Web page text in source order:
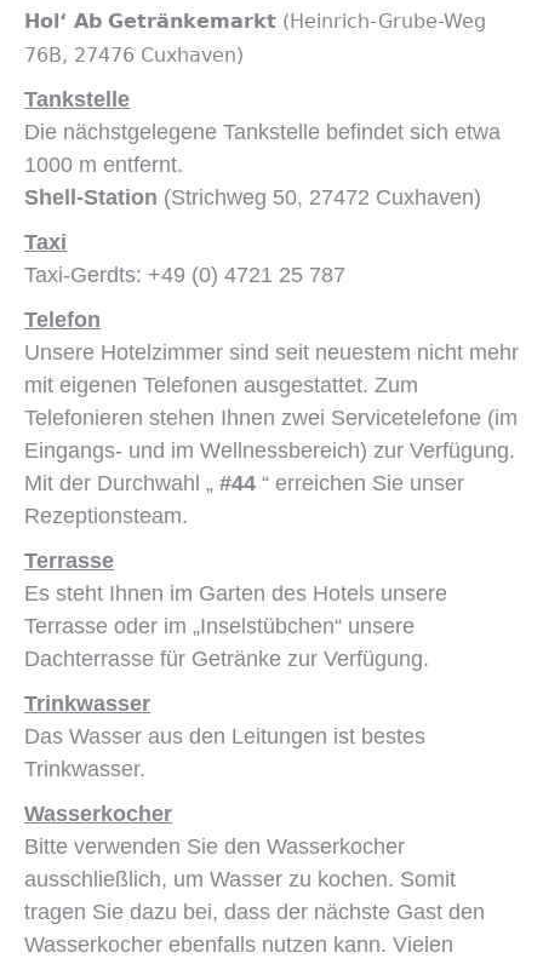
Hol‘ Ab Getränkemarkt (Heinrich-Grube-Weg
76B, 27476 Cuxhaven)
Tankstelle
Die nächstgelegene Tankstelle befindet sich etwa
1000 m entfernt.
Shell-Station (Strichweg 50, 27472 Cuxhaven)
Taxi
Taxi-Gerdts: +49 (0) 4721 25 787
Telefon
Unsere Hotelzimmer sind seit neuestem nicht mehr
mit eigenen Telefonen ausgestattet. Zum
Telefonieren stehen Ihnen zwei Servicetelefone (im
Eingangs- und im Wellnessbereich) zur Verfügung.
Mit der Durchwahl „ #44 “ erreichen Sie unser
Rezeptionsteam.
Terrasse
Es steht Ihnen im Garten des Hotels unsere
Terrasse oder im „Inselstübchen“ unsere
Dachterrasse für Getränke zur Verfügung.
Trinkwasser
Das Wasser aus den Leitungen ist bestes
Trinkwasser.
Wasserkocher
Bitte verwenden Sie den Wasserkocher
ausschließlich, um Wasser zu kochen. Somit
tragen Sie dazu bei, dass der nächste Gast den
Wasserkocher ebenfalls nutzen kann. Vielen